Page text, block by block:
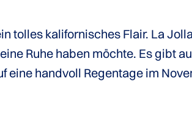
tolles kalifornisches Flair. La
Ruhe haben möchte. Es gibt
eine handvoll Regentage im